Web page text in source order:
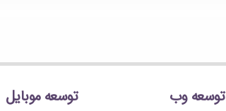
توسعه وب توسعه موبایل